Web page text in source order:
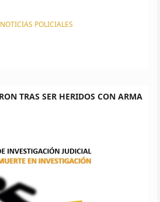
POLICIALES
TRAS SER HERIDOS CON ARMA